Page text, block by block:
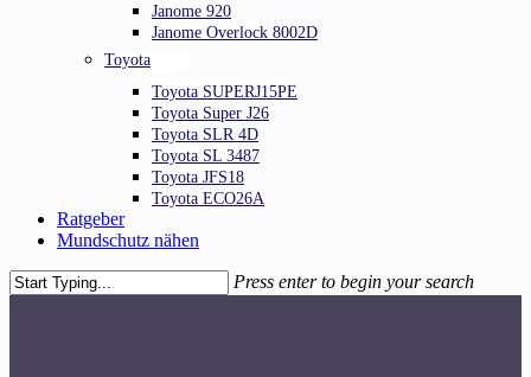
Janome 920
Janome Overlock 8002D
Toyota
Toyota SUPERJ15PE
Toyota Super J26
Toyota SLR 4D
Toyota SL 3487
Toyota JFS18
Toyota ECO26A
Ratgeber
Mundschutz nähen
Press enter to begin your search